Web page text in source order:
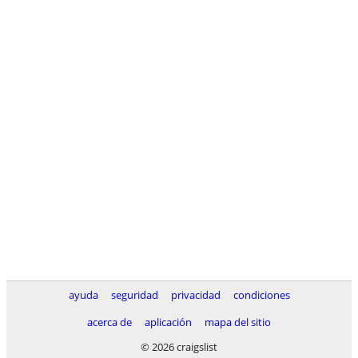
ayuda seguridad privacidad
condiciones
acerca de
aplicación
mapa del sitio
© 2026 craigslist